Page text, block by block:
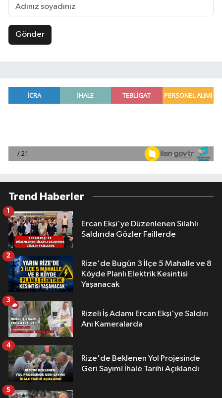
Gönder
Trend Haberler
Ercan Ekşi'ye Düzenlenen Silahlı
Saldırıda Gözler Faillerde
1
Rize'de Bugün 3 İlçe 5 Mahalle ve 8
Köyde Planlı Elektrik Kesintisi
Yaşanacak
2
Rizeli İş Adamı Ercan Ekşi'ye Saldırı
Anı Kameralarda
3
Rize'de Beklenen Yol Projesinde
Geri Sayım! İhale Tarihi Açıklandı
4
5